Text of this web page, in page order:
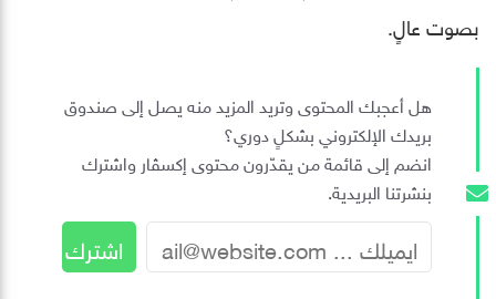
بصوت عالٍ.
هل أعجبك المحتوى وتريد المزيد منه يصل إلى صندوق
بريدك الإلكتروني بشكلٍ دوري؟
انضم إلى قائمة من يقدّرون محتوى إكسڤار واشترك
بنشرتنا البريدية.